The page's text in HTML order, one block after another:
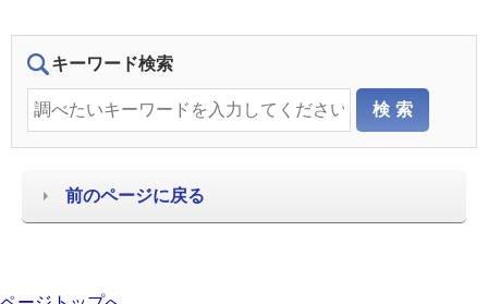
キーワード検索
前のページに戻る